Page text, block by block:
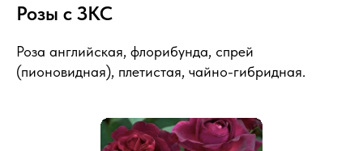
Розы с ЗКС
Роза английская, флорибунда, спрей
(пионовидная), плетистая, чайно-гибридная.